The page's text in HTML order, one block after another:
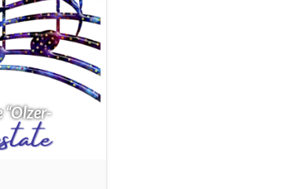
“Olzer-